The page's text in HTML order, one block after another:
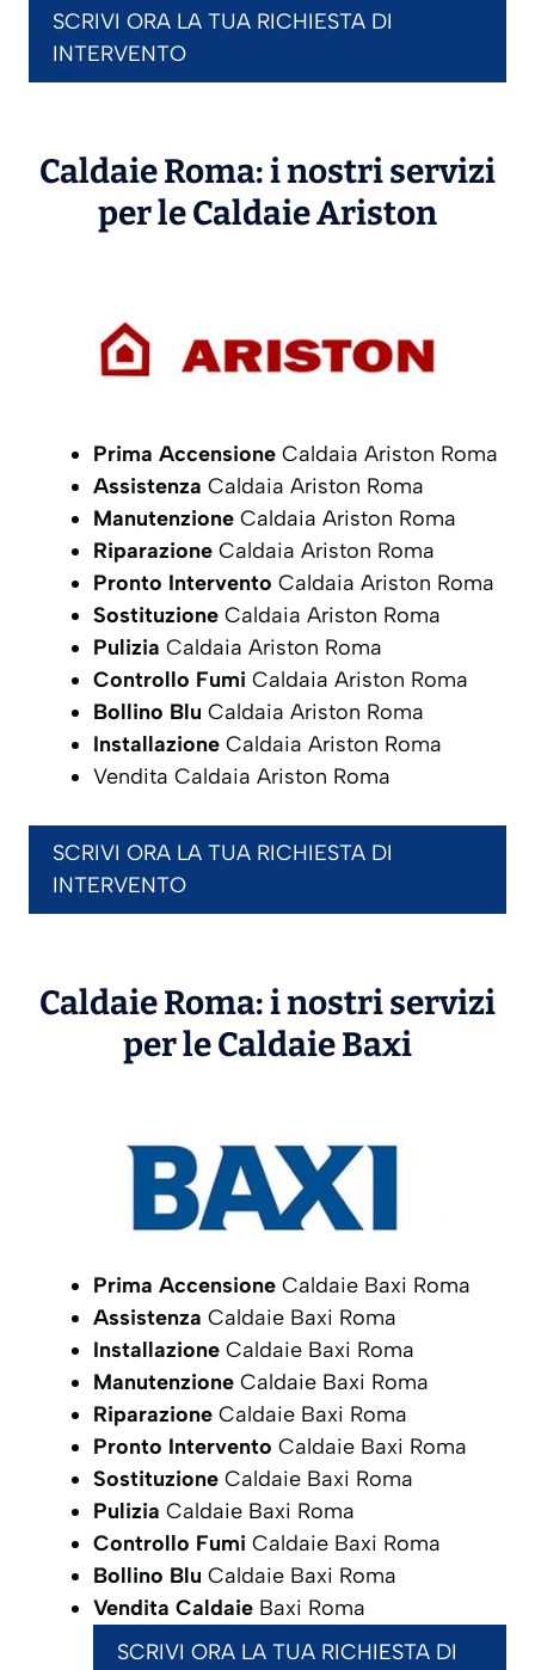
SCRIVI ORA LA TUA RICHIESTA DI
INTERVENTO
Caldaie Roma: i nostri servizi
per le CaldaieAriston
Prima Accensione Caldaia Ariston Roma
Assistenza Caldaia Ariston Roma
Manutenzione Caldaia Ariston Roma
Riparazione Caldaia Ariston Roma
Pronto Intervento Caldaia Ariston Roma
Sostituzione Caldaia Ariston Roma
Pulizia Caldaia Ariston Roma
Controllo Fumi Caldaia Ariston Roma
Bollino Blu Caldaia Ariston Roma
Installazione Caldaia Ariston Roma
Vendita Caldaia Ariston Roma
SCRIVI ORA LA TUA RICHIESTA DI
INTERVENTO
Caldaie Roma: i nostri servizi
per le CaldaieBaxi
Prima Accensione Caldaie Baxi Roma
Assistenza Caldaie Baxi Roma
Installazione Caldaie Baxi Roma
Manutenzione Caldaie Baxi Roma
Riparazione Caldaie Baxi Roma
Pronto Intervento Caldaie Baxi Roma
Sostituzione Caldaie Baxi Roma
Pulizia Caldaie Baxi Roma
Controllo Fumi Caldaie Baxi Roma
Bollino Blu Caldaie Baxi Roma
Vendita Caldaie Baxi Roma
SCRIVI ORA LA TUA RICHIESTA DI